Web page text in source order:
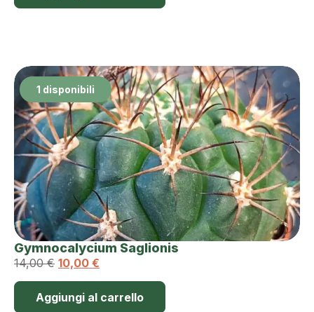
1 disponibili
Gymnocalycium Saglionis
14,00€ 10,00 €
Aggiungi al carrello